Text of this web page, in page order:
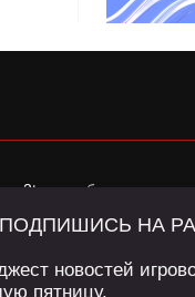
обязательна.
Пользователей сайта и
ПОДПИШИСЬ НА
новостей
пятницу.